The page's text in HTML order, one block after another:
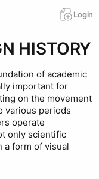
Login
HISTORY
of academic
important for
on the movement
various periods
operate
only scientific
a form of visual